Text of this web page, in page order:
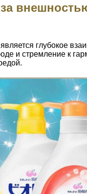
глубокое
и стремление к